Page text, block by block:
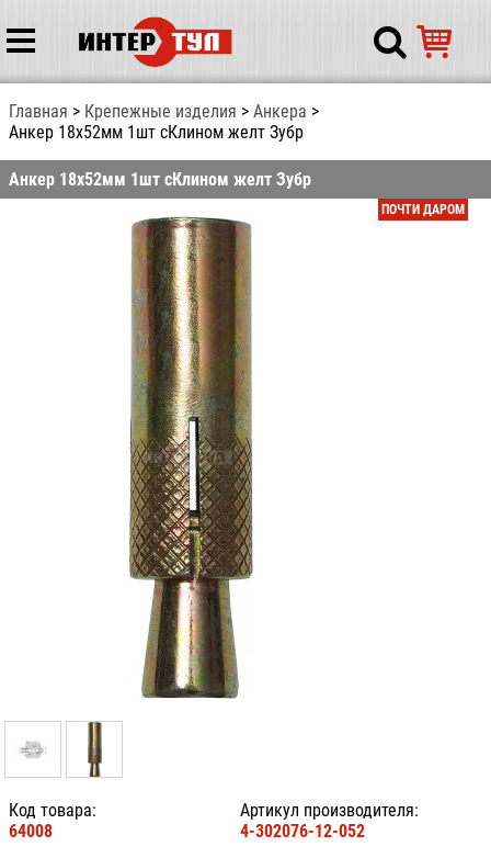
Главная Крепежные изделия
Анкера
Анкер 18х52мм 1шт сКлином желт Зубр
Анкер 18х52мм 1шт сКлином желт Зубр
ПОЧТИ ДАРОМ
Код товара:
64008
Артикул производителя:
4-302076-12-052